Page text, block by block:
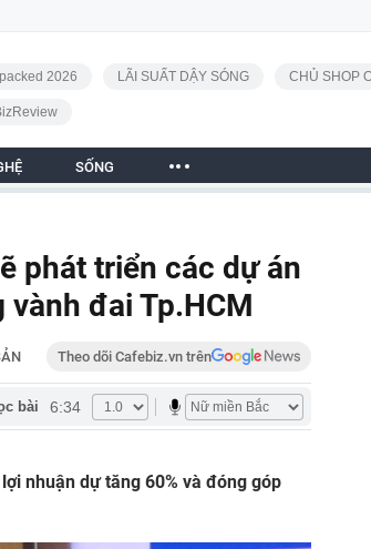
2026 LÃI SUẤT DẬY SÓNG CHỦ SHOP
SỐNG
phát triển các dự án
đai Tp.HCM
Theo dõi Cafebiz.vn trên
bài 6:34
nhuận dự tăng 60% và đóng góp